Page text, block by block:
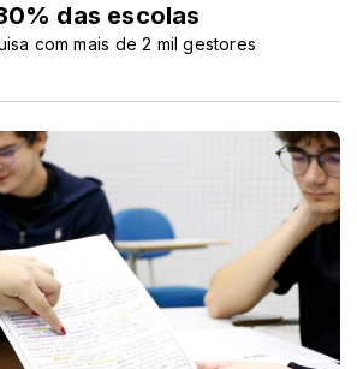
das escolas
com mais de 2 mil gestores